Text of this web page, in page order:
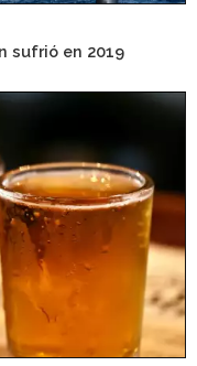
sufrió en 2019